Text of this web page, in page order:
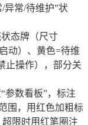
异常/待维护”状
态牌（尺寸
动）、黄色=待维
止操作），部分关
参数看板”，标注
围，用红色加粗标
限时用红笔圈注